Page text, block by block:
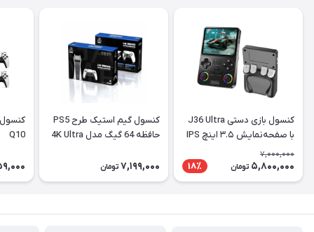
کنسول بازی دستی J36 Ultra
با صفحه‌نمایش ۳.۵ اینچ IPS
7,000,000
5,800,000 تومان 18٪
کنسول گیم استیک طرح PS5
حافظه 64 گیگ مدل 4K Ultra
7,199,000 تومان
Q10